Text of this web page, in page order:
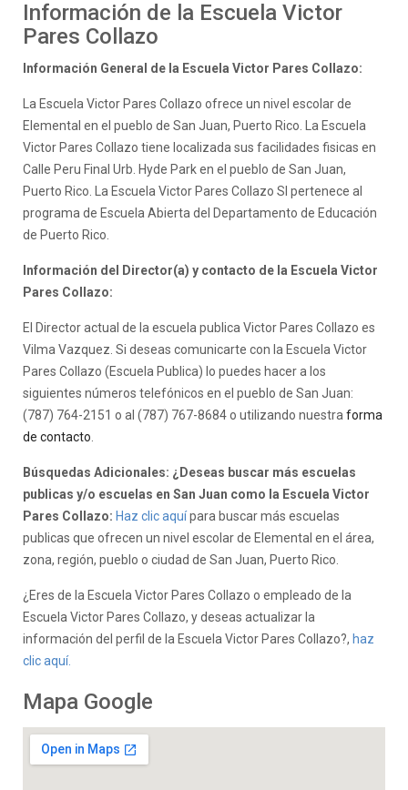
Información de la Escuela Victor
Pares Collazo
Información General de la Escuela Victor Pares Collazo:
La Escuela Victor Pares Collazo ofrece un nivel escolar de
Elemental en el pueblo de San Juan, Puerto Rico. La Escuela
Victor Pares Collazo tiene localizada sus facilidades fisicas en
Calle Peru Final Urb. Hyde Park en el pueblo de San Juan,
Puerto Rico. La Escuela Victor Pares Collazo SI pertenece al
programa de Escuela Abierta del Departamento de Educación
de Puerto Rico.
Información del Director(a) y contacto de la Escuela Victor
Pares Collazo:
El Director actual de la escuela publica Victor Pares Collazo es
Vilma Vazquez. Si deseas comunicarte con la Escuela Victor
Pares Collazo (Escuela Publica) lo puedes hacer a los
siguientes números telefónicos en el pueblo de San Juan:
(787) 764-2151 o al (787) 767-8684 o utilizando nuestra forma
de contacto
Búsquedas Adicionales: ¿Deseas buscar más escuelas
publicas y/o escuelas en San Juan como la Escuela Victor
Pares Collazo: Haz clic aquípara buscar más escuelas
publicas que ofrecen un nivel escolar de Elemental en el área,
zona, región, pueblo o ciudad de San Juan, Puerto Rico.
¿Eres de la Escuela Victor Pares Collazo o empleado de la
Escuela Victor Pares Collazo, y deseas actualizar la
información del perfil de la Escuela Victor Pares Collazo?, haz
clic aquí.
Mapa Google